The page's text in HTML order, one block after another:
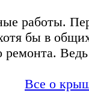
работы.
бы в
Все о